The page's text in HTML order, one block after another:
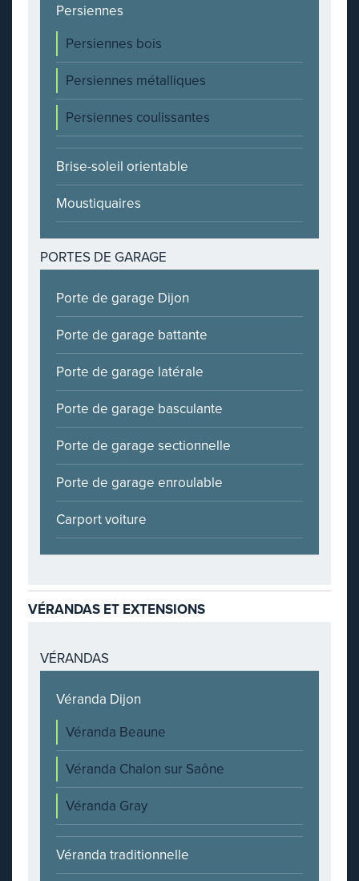
Persiennes
Persiennes bois
Persiennes métalliques
Persiennes coulissantes
Brise-soleil orientable
Moustiquaires
PORTES DE GARAGE
Porte de garage Dijon
Porte de garage battante
Porte de garage latérale
Porte de garage basculante
Porte de garage sectionnelle
Porte de garage enroulable
Carport voiture
VÉRANDAS ET EXTENSIONS
VÉRANDAS
Véranda Dijon
Véranda Beaune
Véranda Chalon sur Saône
Véranda Gray
Véranda traditionnelle